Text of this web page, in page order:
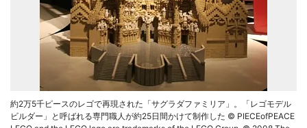
約2万5千ピースのレゴで再現された「サグラダファミリア」。「レゴモデル
ビルダー」と呼ばれる専門職人が約25日間かけて制作した © PIECEofPEACE